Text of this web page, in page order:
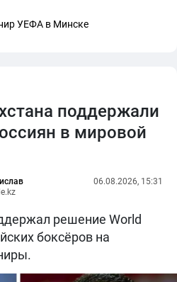
УЕФА в Минске
поддержали
в мировой
06.08.2026, 15:31
решение World
боксёров на